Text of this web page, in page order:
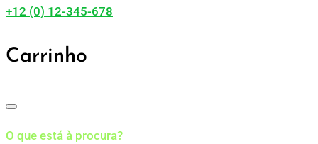
+12 (0) 12-345-678
Carrinho
O que está à procura?